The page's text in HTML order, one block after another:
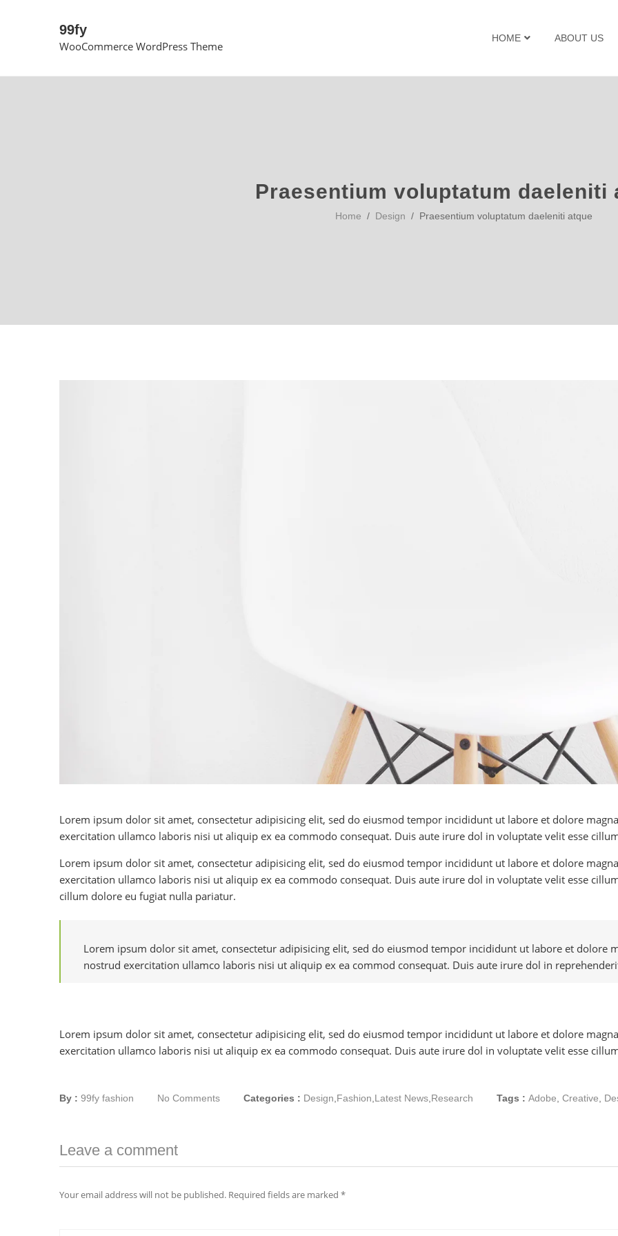
99fy
WooCommerce WordPress Theme
HOME ABOUT US
Praesentium voluptatum daeleniti
Home / Design / Praesentium voluptatum daeleniti atque
Lorem ipsum dolor sit amet, consectetur adipisicing elit, sed do eiusmod tempor incididunt ut labore et dolore
exercitation ullamco laboris nisi ut aliquip ex ea commodo consequat. Duis aute irure dol in voluptate velit esse
Lorem ipsum dolor sit amet, consectetur adipisicing elit, sed do eiusmod tempor incididunt ut labore et dolore
exercitation ullamco laboris nisi ut aliquip ex ea commodo consequat. Duis aute irure dol in voluptate velit esse
cillum dolore eu fugiat nulla pariatur.
Lorem ipsum dolor sit amet, consectetur adipisicing elit, sed do eiusmod tempor incididunt ut labore et dolore
nostrud exercitation ullamco laboris nisi ut aliquip ex ea commod consequat. Duis aute irure dol in
Lorem ipsum dolor sit amet, consectetur adipisicing elit, sed do eiusmod tempor incididunt ut labore et dolore
exercitation ullamco laboris nisi ut aliquip ex ea commodo consequat. Duis aute irure dol in voluptate velit esse
By : 99fy fashion No Comments Categories : Design Fashion Latest News Research Tags : Adobe Creative
Leave a comment
Your email address will not be published. Required fields are marked *